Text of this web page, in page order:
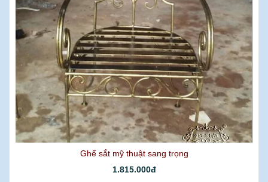
Ghế sắt mỹ thuật sang trọng
1.815.000đ